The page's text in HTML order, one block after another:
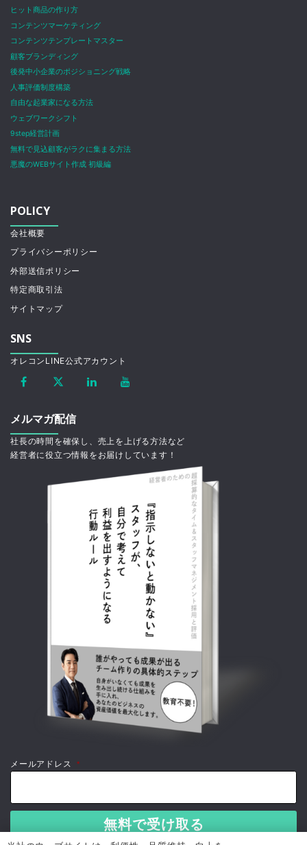
ヒット商品の作り方
コンテンツマーケティング
コンテンツテンプレートマスター
顧客ブランディング
後発中小企業のポジショニング戦略
人事評価制度構築
自由な起業家になる方法
ウェブワークシフト
9step経営計画
無料で見込顧客がラクに集まる方法
悪魔のWEBサイト作成 初級編
POLICY
会社概要
プライバシーポリシー
外部送信ポリシー
特定商取引法
サイトマップ
SNS
オレコンLINE公式アカウント
メルマガ配信
社長の時間を確保し、売上を上げる方法など
経営者に役立つ情報をお届けしています！
メールアドレス *